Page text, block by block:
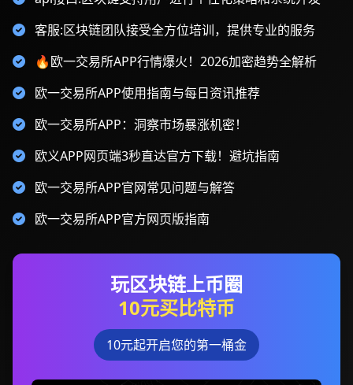
客服:区块链团队接受全方位培训，提供专业的服务
🔥欧一交易所APP行情爆火！2026加密趋势全解析
欧一交易所APP使用指南与每日资讯推荐
欧一交易所APP：洞察市场暴涨机密！
欧义APP网页端3秒直达官方下载！避坑指南
欧一交易所APP官网常见问题与解答
欧一交易所APP官方网页版指南
玩区块链上币圈
10元买比特币
10元起开启您的第一桶金